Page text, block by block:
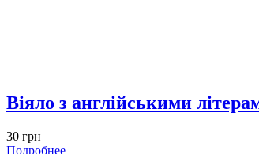
Віяло з англійськими
30 грн
Подробнее